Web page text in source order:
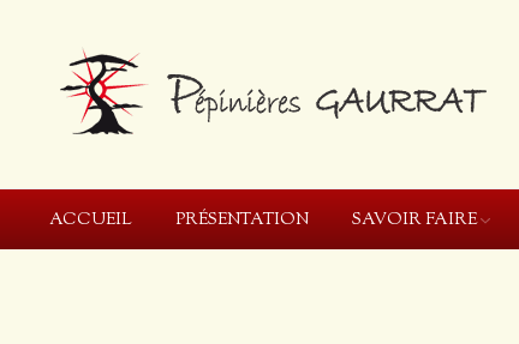
ACCUEIL PRÉSENTATION SAVOIR FAIRE